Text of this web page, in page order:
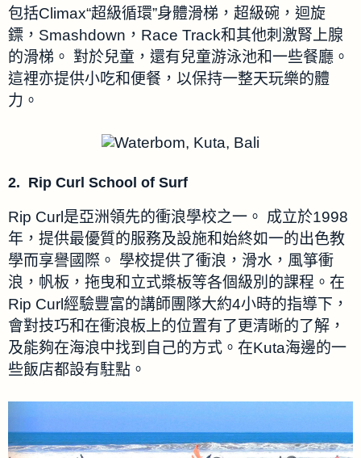
包括Climax“超級循環”身體滑梯，超級碗，迴旋
鏢，Smashdown，Race Track和其他刺激腎上腺
的滑梯。 對於兒童，還有兒童游泳池和一些餐廳。
這裡亦提供小吃和便餐，以保持一整天玩樂的體
力。
2. Rip Curl School of Surf
Rip Curl是亞洲領先的衝浪學校之一。 成立於1998
年，提供最優質的服務及設施和始終如一的出色教
學而享譽國際。 學校提供了衝浪，滑水，風箏衝
浪，帆板，拖曳和立式槳板等各個級別的課程。 在
Rip Curl經驗豐富的講師團隊大約4小時的指導下，
會對技巧和在衝浪板上的位置有了更清晰的了解 ，
及能夠在海浪中找到自己的方式。在Kuta海邊的一
些飯店都設有駐點。